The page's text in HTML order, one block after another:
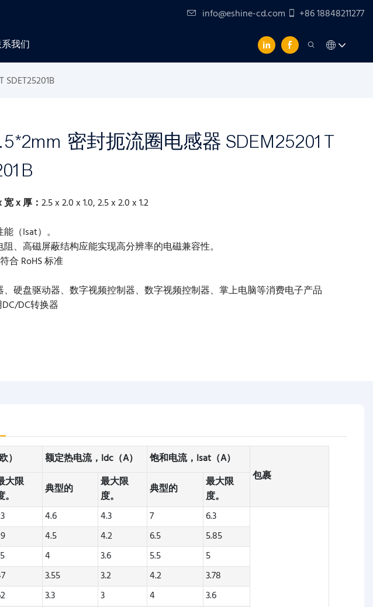
info@eshine-cd.com +86 18848211277
我们
密封扼流圈电感器 SDEM25201T
x 厚： 2.5 x 2.0 x 1.0, 2.5 x 2.0 x 1.2
（Isat）。
、高磁屏蔽结构应能实现高分辨率的电磁兼容性。
合 RoHS 标准
硬盘驱动器、数字视频控制器、数字视频控制器、掌上电脑等消费电子产品
DC转换器
） 额定热电流，Idc（A）
饱和电流，Isat（A）
包裹
大限
典型的
最大限
度。
典型的
最大限
度。
4.6 4.3 7 6.3
4.5 4.2 6.5
5.85
4 3.6 5.5
5
3.55 3.2 4.2
3.78
3.3 3 4
3.6